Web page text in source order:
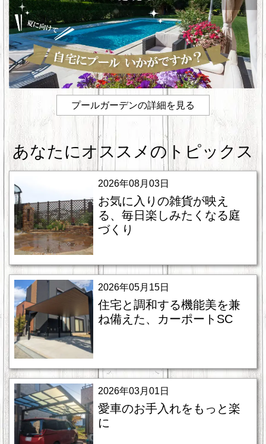
プールガーデンの詳細を見る
あなたにオススメのトピックス
2026年08月03日
お気に入りの雑貨が映え
る、毎日楽しみたくなる庭
づくり
2026年05月15日
住宅と調和する機能美を兼
ね備えた、カーポートSC
2026年03月01日
愛車のお手入れをもっと楽
に